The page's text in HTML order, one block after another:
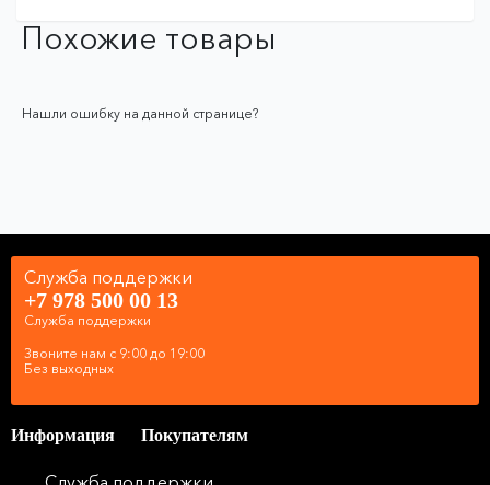
Похожие товары
Нашли ошибку на данной странице?
Служба поддержки
+7 978 500 00 13
Служба поддержки
Звоните нам с 9:00 до 19:00
Без выходных
Информация Покупателям